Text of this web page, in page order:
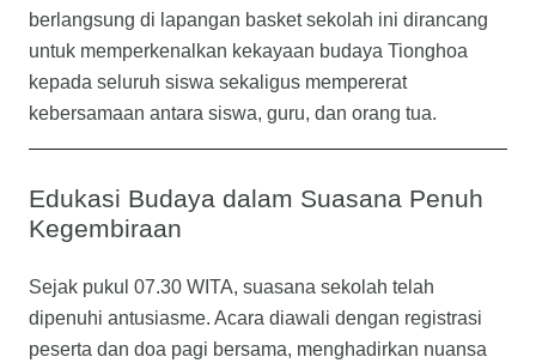
berlangsung di lapangan basket sekolah ini dirancang
untuk memperkenalkan kekayaan budaya Tionghoa
kepada seluruh siswa sekaligus mempererat
kebersamaan antara siswa, guru, dan orang tua.
Edukasi Budaya dalam Suasana Penuh
Kegembiraan
Sejak pukul 07.30 WITA, suasana sekolah telah
dipenuhi antusiasme. Acara diawali dengan registrasi
peserta dan doa pagi bersama, menghadirkan nuansa